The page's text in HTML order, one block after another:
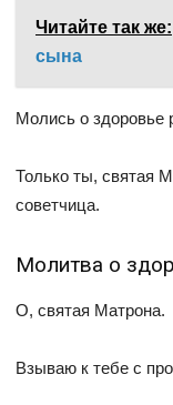
Читайте так же:
сына
Молись о здоровье
Только ты, святая
советчица.
Молитва о
О, святая Матрона.
Взываю к тебе с